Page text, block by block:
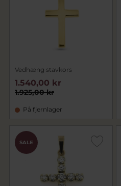
Vedhæng stavkors
1.925,00 kr
1.540,00 kr
På fjernlager
SALE